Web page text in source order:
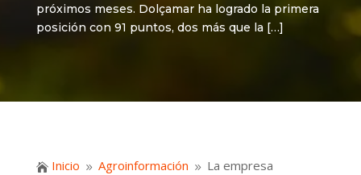
próximos meses. Dolçamar ha logrado la primera
posición con 91 puntos, dos más que la […]
 Inicio 9 Agroinformación 9 La empresa